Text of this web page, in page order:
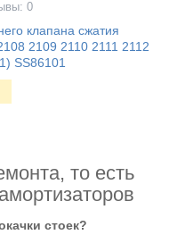
0
клапана сжатия
2109 2110 2111 2112
SS86101
то есть
стоек?